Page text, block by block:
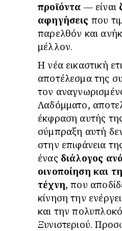
προϊόντα — είναι
αφηγήσεις που
παρελθόν και
μέλλον.
Η νέα εικαστική
αποτέλεσμα της
τον
Λαδόμματο,
έκφραση αυτής
σύμπραξη αυτή
στην επιφάνεια
ένας διάλογος
οινοποίηση και
τέχνη, που
κίνηση την
και την
Ξυνιστεριού.